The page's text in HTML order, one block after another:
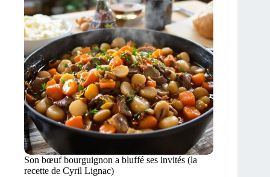
Son bœuf bourguignon a bluffé ses invités (la
recette de Cyril Lignac)